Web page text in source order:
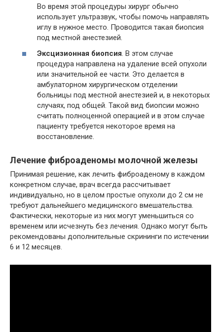
Во время этой процедуры хирург обычно
использует ультразвук, чтобы помочь направлять
иглу в нужное место. Проводится такая биопсия
под местной анестезией.
Эксцизионная биопсия . В этом случае
процедура направлена на удаление всей опухоли
или значительной ее части. Это делается в
амбулаторном хирургическом отделении
больницы под местной анестезией и, в некоторых
случаях, под общей. Такой вид биопсии можно
считать полноценной операцией и в этом случае
пациенту требуется некоторое время на
восстановление.
Лечение фиброаденомы молочной железы
Принимая решение, как лечить фиброаденому в каждом
конкретном случае, врач всегда рассчитывает
индивидуально, но в целом простые опухоли до 2 см не
требуют дальнейшего медицинского вмешательства.
Фактически, некоторые из них могут уменьшиться со
временем или исчезнуть без лечения. Однако могут быть
рекомендованы дополнительные скрининги по истечении
6 и 12 месяцев.